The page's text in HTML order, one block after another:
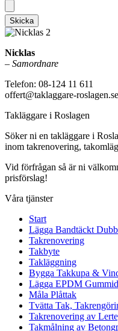
Skicka
Nicklas
– Samordnare
Telefon: 08-124 11 611
offert@taklaggare-roslagen.se
Takläggare i Roslagen
Söker ni en takläggare i
inom takrenovering,
Vid förfrågan så är ni
prisförslag!
Våra tjänster
Start
Lägga Bandtäckt
Takrenovering
Takbyte
Takläggning
Bygga Takkupa &
Lägga EPDM
Måla Plåttak
Tvätta Tak,
Takrenovering av
Takmålning av